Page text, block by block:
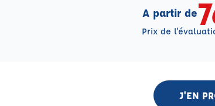
A partir de
Prix de
J'EN